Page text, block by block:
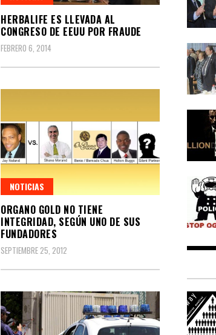
HERBALIFE ES LLEVADA AL
CONGRESO DE EEUU POR FRAUDE
FEBRERO 6, 2014
NOTICIAS
ORGANO GOLD NO TIENE
INTEGRIDAD, SEGÚN UNO DE SUS
FUNDADORES
SEPTIEMBRE 25, 2012